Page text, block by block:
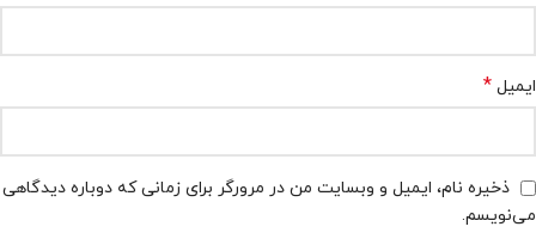
ایمیل *
ذخیره نام، ایمیل و وبسایت من در مرورگر برای زمانی که دوباره دیدگاهی
می‌نویسم.